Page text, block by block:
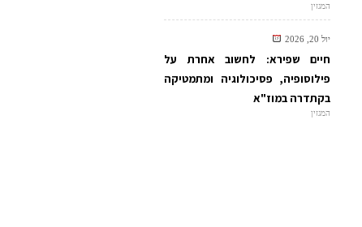
המגזין
יול 20, 2026
חיים שפירא: לחשוב אחרת על
פילוסופיה, פסיכולוגיה ומתמטיקה
בקתדרה במוז"א
המגזין